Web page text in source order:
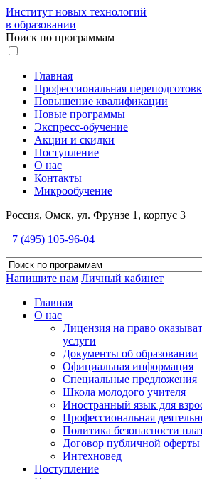
Институт новых технологий
в образовании
Поиск по программам
Главная
Профессиональная
Повышение квалификации
Новые программы
Экспресс-обучение
Акции и скидки
Поступление
О нас
Контакты
Микрообучение
Россия, Омск, ул. Фрунзе 1, корпус 3
+7 (495) 105-96-04
Напишите нам Личный кабинет
Главная
О нас
Лицензия на право
услуги
Документы об образовании
Официальная информация
Специальные предложения
Школа молодого учителя
Иностранный язык для
Профессиональная
Политика безопасности
Договор публичной оферты
Интехновед
Поступление